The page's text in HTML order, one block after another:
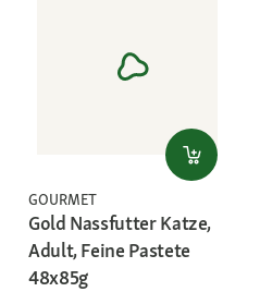
GOURMET
Gold Nassfutter Katze,
Adult, Feine Pastete
48x85g